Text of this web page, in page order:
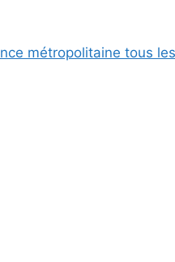
métropolitaine tous